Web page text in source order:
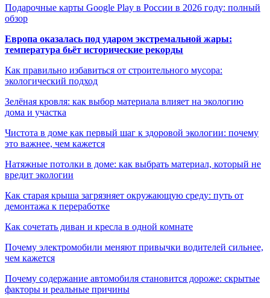
Подарочные карты Google Play в России в 2026 году: полный
обзор
Европа оказалась под ударом экстремальной жары:
температура бьёт исторические рекорды
Как правильно избавиться от строительного мусора:
экологический подход
Зелёная кровля: как выбор материала влияет на экологию
дома и участка
Чистота в доме как первый шаг к здоровой экологии: почему
это важнее, чем кажется
Натяжные потолки в доме: как выбрать материал, который не
вредит экологии
Как старая крыша загрязняет окружающую среду: путь от
демонтажа к переработке
Как сочетать диван и кресла в одной комнате
Почему электромобили меняют привычки водителей сильнее,
чем кажется
Почему содержание автомобиля становится дороже: скрытые
факторы и реальные причины